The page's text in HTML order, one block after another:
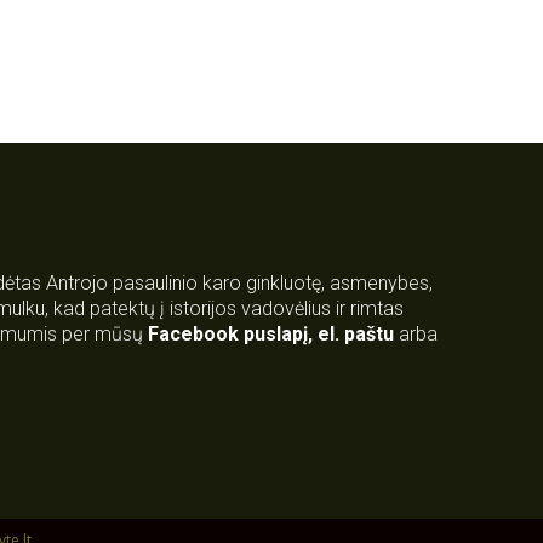
Antrojo pasaulinio karo ginkluotę, asmenybes,
kad patektų į istorijos vadovėlius ir rimtas
per mūsų Facebook puslapį, el. paštu arba